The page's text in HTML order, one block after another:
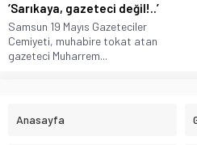
‘Sarıkaya, gazeteci değil!..’
Samsun 19 Mayıs Gazeteciler
Cemiyeti, muhabire tokat atan
gazeteci Muharrem...
Anasayfa